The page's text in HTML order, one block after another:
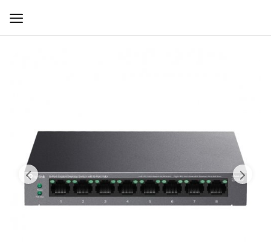
ДЛЯ ОПЕРАТОРОВ СВЯЗИ
Прочее
Избранное